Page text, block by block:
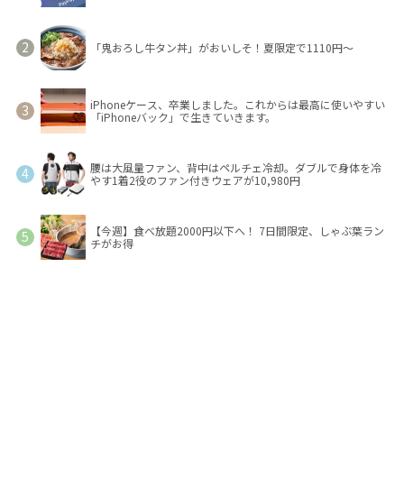
「鬼おろし牛タン丼」がおいしそ！夏限定で1110円～
iPhoneケース、卒業しました。これからは最高に使いやすい
「iPhoneバック」で生きていきます。
腰は大風量ファン、背中はペルチェ冷却。ダブルで身体を冷
やす1着2役のファン付きウェアが10,980円
【今週】食べ放題2000円以下へ！ 7日間限定、しゃぶ葉ラン
チがお得